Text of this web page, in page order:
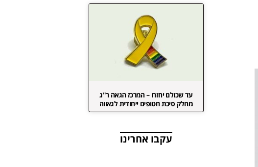
עד שכולם יחזרו – המרכז הגאה ר"ג
מחלק סיכת חטופים ייחודית לגאווה
עקבו אחרינו